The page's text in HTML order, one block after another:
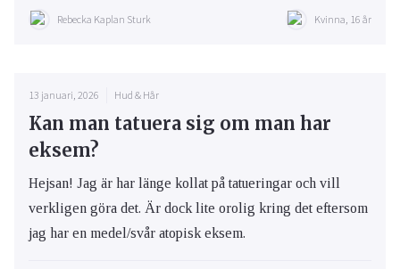
Rebecka Kaplan Sturk Kvinna, 16 år
13 januari, 2026 Hud & Hår
Kan man tatuera sig om man har
eksem?
Hejsan! Jag är har länge kollat på tatueringar och vill
verkligen göra det. Är dock lite orolig kring det eftersom
jag har en medel/svår atopisk eksem.